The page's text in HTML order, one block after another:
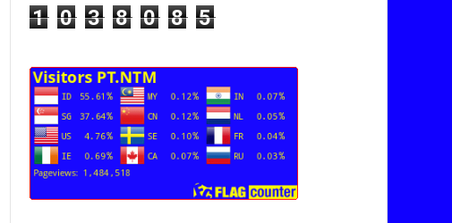
1 0 3 8 0 8 5